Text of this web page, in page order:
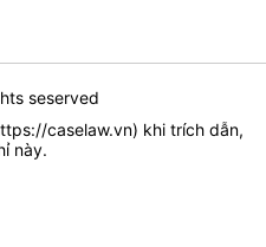
seserved
caselaw.vn) khi trích dẫn,
này.